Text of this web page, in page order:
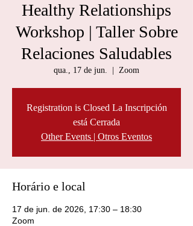
Healthy Relationships
Workshop | Taller Sobre
Relaciones Saludables
qua., 17 de jun. Zoom
Registration is Closed La Inscripción
está Cerrada
Other Events | Otros Eventos
Horário e local
17 de jun. de 2026, 17:30 – 18:30
Zoom